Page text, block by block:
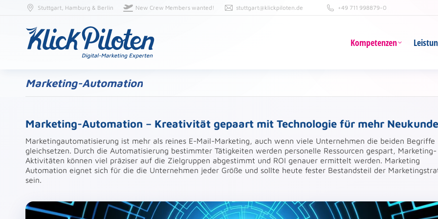
Stuttgart, Hamburg & Berlin New Crew Members wanted! stuttgart@klickpiloten.de +49 711 998879-0
Kompetenzen
Marketing-Automation
Marketing-Automation – Kreativität gepaart mit Technologie für mehr
Marketingautomatisierung ist mehr als reines E-Mail-Marketing, auch wenn viele Unternehmen die beiden Begriffe
gleichsetzen. Durch die Automatisierung bestimmter Tätigkeiten werden personelle Ressourcen gespart, Marketing-
Aktivitäten können viel präziser auf die Zielgruppen abgestimmt und ROI genauer ermittelt werden. Marketing
Automation eignet sich für die die Unternehmen jeder Größe und sollte heute fester Bestandsteil der
sein.
Kompetenzen